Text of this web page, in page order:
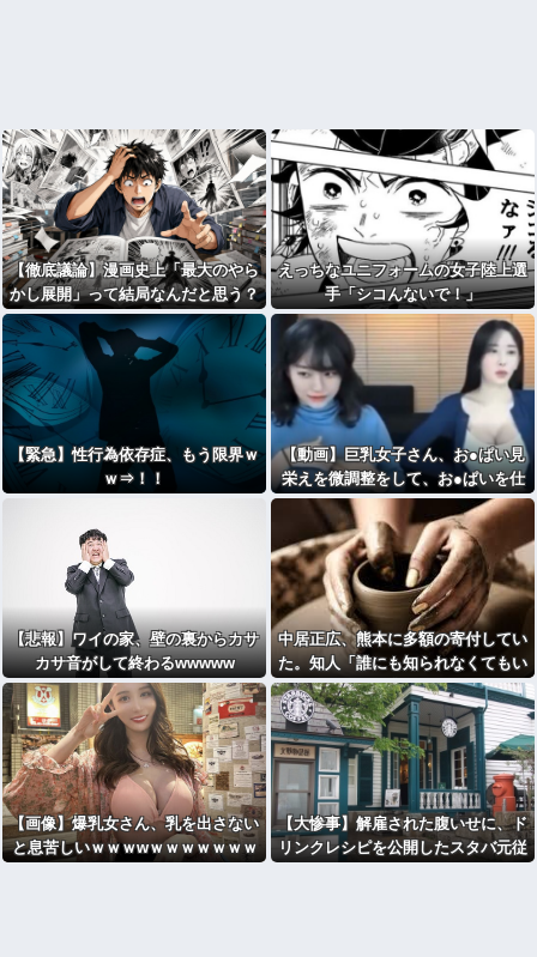
【徹底議論】漫画史上「最大のやら
かし展開」って結局なんだと思う？
えっちなユニフォームの女子陸上選
手「シコんないで！」
【緊急】性行為依存症、もう限界ｗ
ｗ⇒！！
【動画】巨乳女子さん、お●ぱい見
栄えを微調整をして、お●ぱいを仕
上げる
【悲報】ワイの家、壁の裏からカサ
カサ音がして終わるwwwww
中居正広、熊本に多額の寄付してい
た。知人「誰にも知られなくてもい
い、と公表してない」
【画像】爆乳女さん、乳を出さない
と息苦しいｗｗｗwｗｗｗｗｗｗｗ
【大惨事】解雇された腹いせに、ド
リンクレシピを公開したスタバ元従